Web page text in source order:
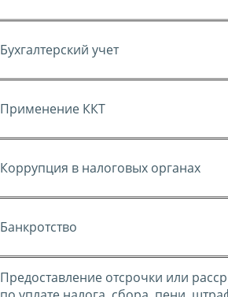
Бухгалтерский учет
Применение ККТ
Коррупция в налоговых органах
Банкротство
Предоставление отсрочки или